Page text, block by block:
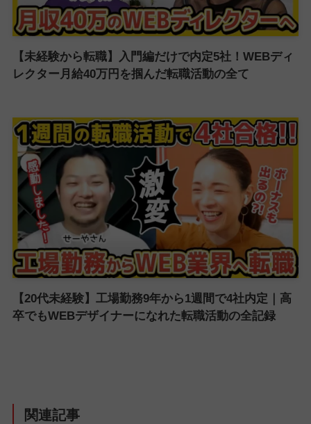
【未経験から転職】入門編だけで内定5社！WEBディ
レクター月給40万円を掴んだ転職活動の全て
【20代未経験】工場勤務9年から1週間で4社内定｜高
卒でもWEBデザイナーになれた転職活動の全記録
関連記事